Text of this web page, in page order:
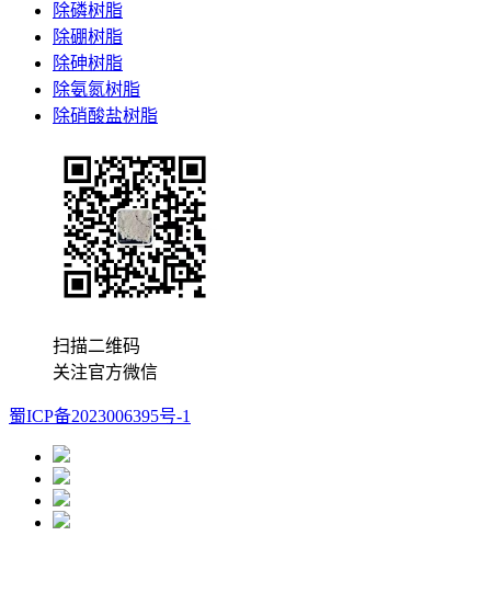
除磷树脂
除硼树脂
除砷树脂
除氨氮树脂
除硝酸盐树脂
扫描二维码
关注官方微信
蜀ICP备2023006395号-1